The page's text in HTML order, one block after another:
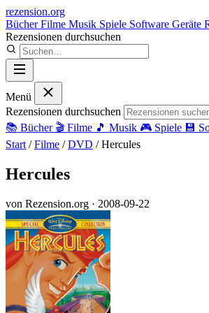
rezension.org
BücherFilme Musik Spiele Software Geräte
Rezensionen durchsuchen
Menü
Rezensionen durchsuchen
📚 Bücher 🎬 Filme 🎵 Musik 🎮 Spiele 💾
Start / Filme / DVD / Hercules
Hercules
von Rezension.org · 2008-09-22